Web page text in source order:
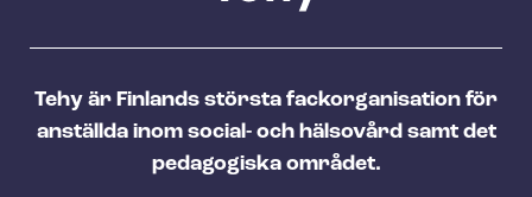
Tehy är Finlands största fackorganisation för
anställda inom social- och hälsovård samt det
pedagogiska området.